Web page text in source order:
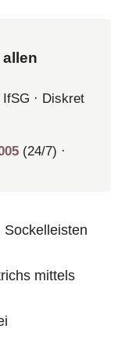
· Diskret
(24/7) ·
mittels